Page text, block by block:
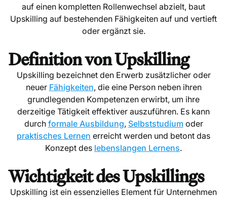
auf einen kompletten Rollenwechsel abzielt, baut
Upskilling auf bestehenden Fähigkeiten auf und vertieft
oder ergänzt sie.
Definition von Upskilling
Upskilling bezeichnet den Erwerb zusätzlicher oder
neuer Fähigkeiten, die eine Person neben ihren
grundlegenden Kompetenzen erwirbt, um ihre
derzeitige Tätigkeit effektiver auszuführen. Es kann
durch formale Ausbildung, Selbststudium oder
praktisches Lernen erreicht werden und betont das
Konzept des lebenslangen Lernens.
Wichtigkeit des Upskillings
Upskilling ist ein essenzielles Element für Unternehmen